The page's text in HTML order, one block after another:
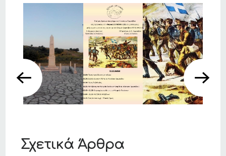
Σχετικά Άρθρα